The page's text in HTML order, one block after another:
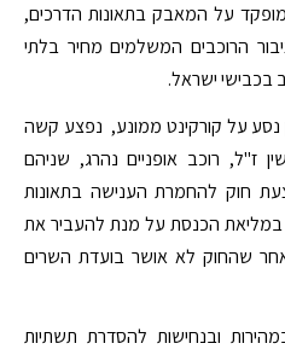
על המאבק בתאונות הדרכים,
הרוכבים המשלמים מחיר בלתי
ישראל.
על קורקינט ממונע, נפצע קשה
ז"ל, רוכב אופניים נהרג, שניהם
חוק להחמרת הענישה בתאונות
במליאת הכנסת על מנת להעביר את
שהחוק לא אושר בועדת השרים
ובנחישות להסדרת תשתיות